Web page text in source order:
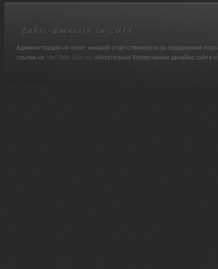
Администрация не несет никакой ответственности за содержимое
ссылка на http://fakir.clan.su/ обязательна! Копирование дизайна сайта